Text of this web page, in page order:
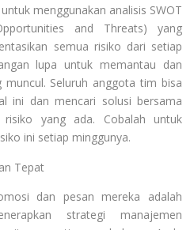
menggunakan analisis SWOT
and Threats) yang
semua risiko dari setiap
lupa untuk memantau dan
Seluruh anggota tim bisa
ini dan mencari solusi bersama
risiko yang ada. Cobalah untuk
ini setiap minggunya.
Tepat
dan pesan mereka adalah
strategi manajemen